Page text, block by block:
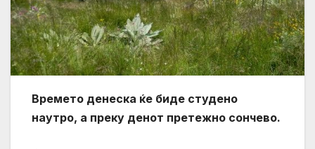
Времето денеска ќе биде студено
наутро, а преку денот претежно сончево.